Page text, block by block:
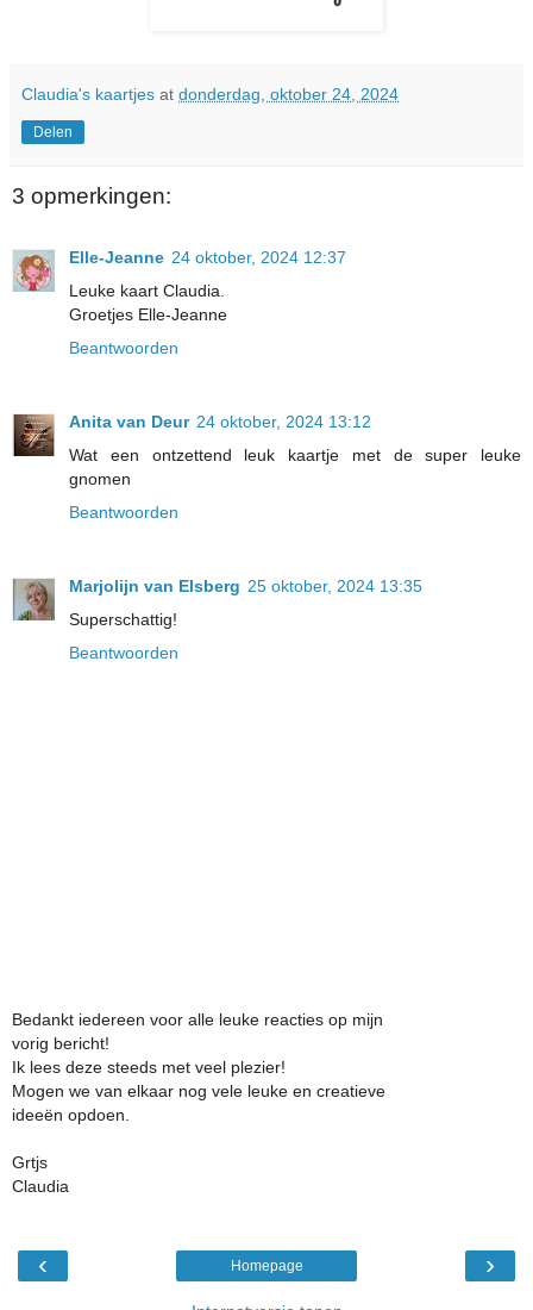
Claudia's kaartjes at donderdag, oktober 24, 2024
Delen
3 opmerkingen:
Elle-Jeanne 24 oktober, 2024 12:37
Leuke kaart Claudia.
Groetjes Elle-Jeanne
Beantwoorden
Anita van Deur 24 oktober, 2024 13:12
Wat een ontzettend leuk kaartje met de super leuke
gnomen
Beantwoorden
Marjolijn van Elsberg 25 oktober, 2024 13:35
Superschattig!
Beantwoorden
Bedankt iedereen voor alle leuke reacties op mijn
vorig bericht!
Ik lees deze steeds met veel plezier!
Mogen we van elkaar nog vele leuke en creatieve
ideeën opdoen.
Grtjs
Claudia
‹ ›
Homepage